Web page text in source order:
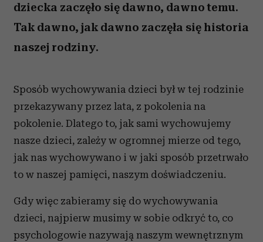
dziecka zaczęło się dawno, dawno temu.
Tak dawno, jak dawno zaczęła się historia
naszej rodziny.
Sposób wychowywania dzieci był w tej rodzinie
przekazywany przez lata, z pokolenia na
pokolenie. Dlatego to, jak sami wychowujemy
nasze dzieci, zależy w ogromnej mierze od tego,
jak nas wychowywano i w jaki sposób przetrwało
to w naszej pamięci, naszym doświadczeniu.
Gdy więc zabieramy się do wychowywania
dzieci, najpierw musimy w sobie odkryć to, co
psychologowie nazywają naszym wewnętrznym